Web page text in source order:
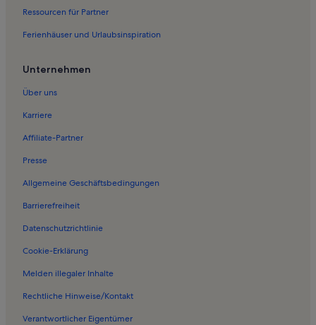
Ressourcen für Partner
Ferienhäuser und Urlaubsinspiration
Unternehmen
Über uns
Karriere
Affiliate-Partner
Presse
Allgemeine Geschäftsbedingungen
Barrierefreiheit
Datenschutzrichtlinie
Cookie-Erklärung
Melden illegaler Inhalte
Rechtliche Hinweise/Kontakt
Verantwortlicher Eigentümer